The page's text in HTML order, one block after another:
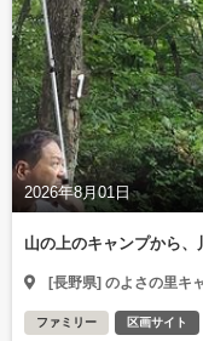
2026年8月01日
山の上のキャンプから
[長野県] のよさの里キ
ファミリー 区画サイト